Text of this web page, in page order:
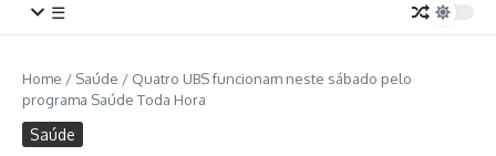
☰
Home / Saúde / Quatro UBS funcionam neste sábado pelo
programa Saúde Toda Hora
Saúde